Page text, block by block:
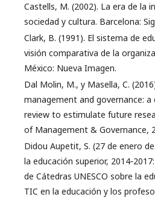
Castells, M. (2002). La era de la
sociedad y cultura. Barcelona:
Clark, B. (1991). El sistema de
visión comparativa de la
México: Nueva Imagen.
Dal Molin, M., y Masella, C.
management and governance:
review to estimulate future
of Management & Governance,
Didou Aupetit, S. (27 de enero
la educación superior,
de Cátedras UNESCO sobre la
TIC en la educación y los